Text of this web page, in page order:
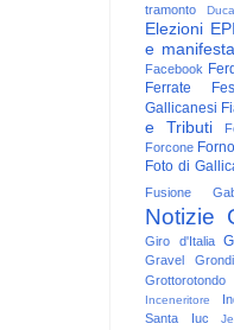
tramonto
Elezioni
e
Facebook
Ferrate
Gallicanesi
e Tributi
Forcone
Foto di
Fusione
Notizie
Giro d'Italia
Gravel
Grottorotondo
Inceneritore
Santa
Iuc